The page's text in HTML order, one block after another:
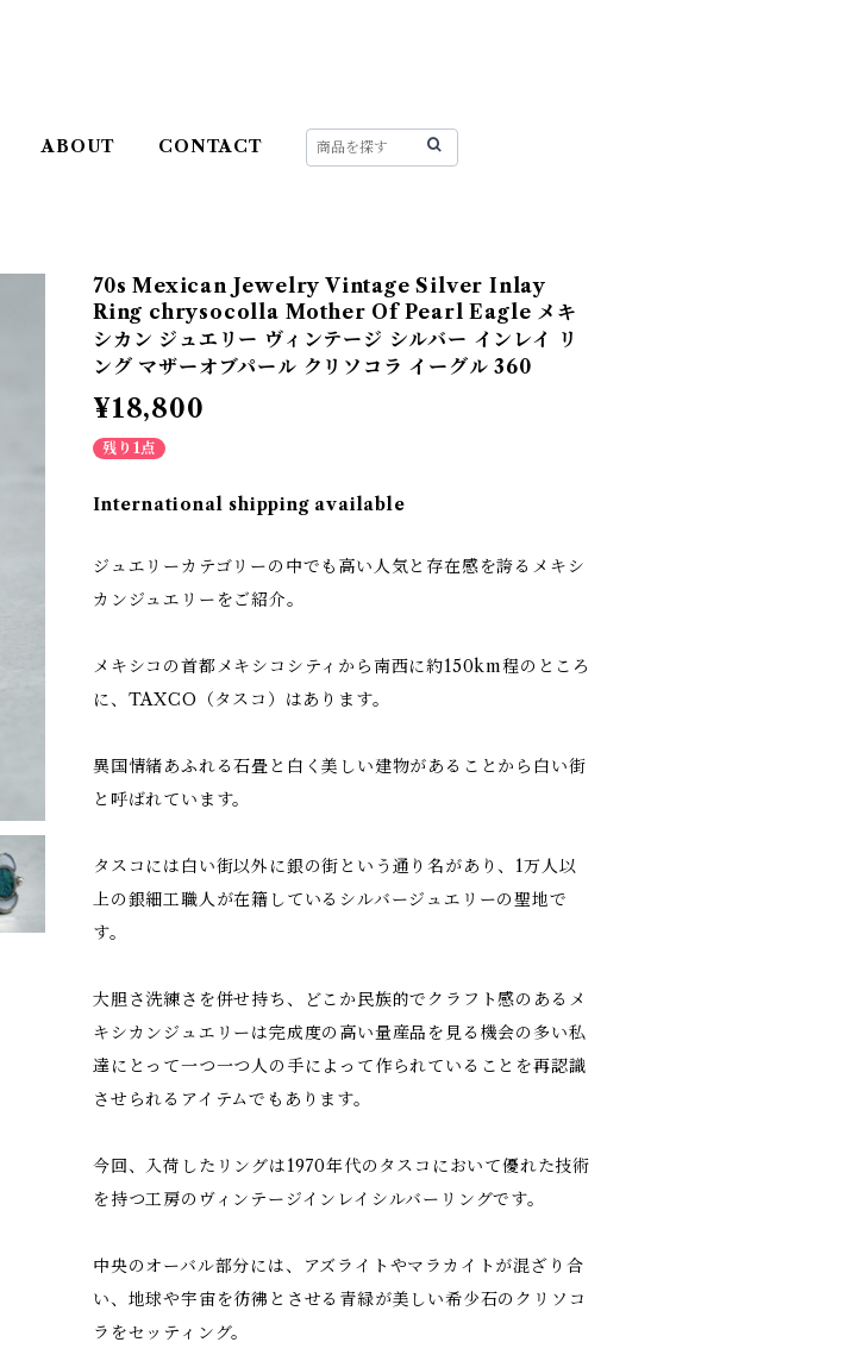
ABOUT CONTACT
70s Mexican Jewelry Vintage Silver Inlay
Ring chrysocolla Mother Of Pearl Eagle メキ
シカン ジュエリー ヴィンテージ シルバー インレイ リ
ング マザーオブパール クリソコラ イーグル 360
¥18,800
残り1点
International shipping available
ジュエリーカテゴリーの中でも高い人気と存在感を誇るメキシ
カンジュエリーをご紹介。
メキシコの首都メキシコシティから南西に約150km程のところ
に、TAXCO（タスコ）はあります。
異国情緒あふれる石畳と白く美しい建物があることから白い街
と呼ばれています。
タスコには白い街以外に銀の街という通り名があり、1万人以
上の銀細工職人が在籍しているシルバージュエリーの聖地で
す。
大胆さ洗練さを併せ持ち、どこか民族的でクラフト感のあるメ
キシカンジュエリーは完成度の高い量産品を見る機会の多い私
達にとって一つ一つ人の手によって作られていることを再認識
させられるアイテムでもあります。
今回、入荷したリングは1970年代のタスコにおいて優れた技術
を持つ工房のヴィンテージインレイシルバーリングです。
中央のオーバル部分には、アズライトやマラカイトが混ざり合
い、地球や宇宙を彷彿とさせる青緑が美しい希少石のクリソコ
ラをセッティング。